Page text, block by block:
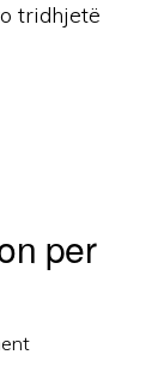
tridhjetë
per